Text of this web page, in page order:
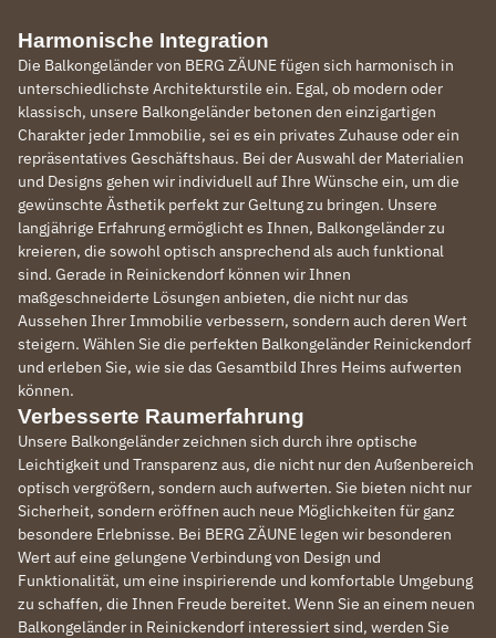
Harmonische Integration
Die Balkongeländer von BERG ZÄUNE fügen sich harmonisch in
unterschiedlichste Architekturstile ein. Egal, ob modern oder
klassisch, unsere Balkongeländer betonen den einzigartigen
Charakter jeder Immobilie, sei es ein privates Zuhause oder ein
repräsentatives Geschäftshaus. Bei der Auswahl der Materialien
und Designs gehen wir individuell auf Ihre Wünsche ein, um die
gewünschte Ästhetik perfekt zur Geltung zu bringen. Unsere
langjährige Erfahrung ermöglicht es Ihnen, Balkongeländer zu
kreieren, die sowohl optisch ansprechend als auch funktional
sind. Gerade in Reinickendorf können wir Ihnen
maßgeschneiderte Lösungen anbieten, die nicht nur das
Aussehen Ihrer Immobilie verbessern, sondern auch deren Wert
steigern. Wählen Sie die perfekten Balkongeländer Reinickendorf
und erleben Sie, wie sie das Gesamtbild Ihres Heims aufwerten
können.
Verbesserte Raumerfahrung
Unsere Balkongeländer zeichnen sich durch ihre optische
Leichtigkeit und Transparenz aus, die nicht nur den Außenbereich
optisch vergrößern, sondern auch aufwerten. Sie bieten nicht nur
Sicherheit, sondern eröffnen auch neue Möglichkeiten für ganz
besondere Erlebnisse. Bei BERG ZÄUNE legen wir besonderen
Wert auf eine gelungene Verbindung von Design und
Funktionalität, um eine inspirierende und komfortable Umgebung
zu schaffen, die Ihnen Freude bereitet. Wenn Sie an einem neuen
Balkongeländer in Reinickendorf interessiert sind, werden Sie